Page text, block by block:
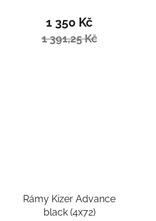
1 350 Kč
1 391,25 Kč
Rámy Kizer Advance
black (4x72)